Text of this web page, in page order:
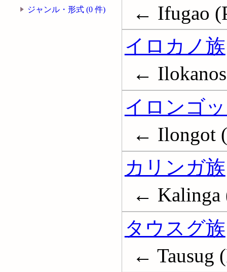
ジャンル・形式 (0 件)
← Ifugao
イロカノ族
←
イロンゴ
← Ilongot
カリンガ族
← Kalinga
タウスグ族
← Tausug